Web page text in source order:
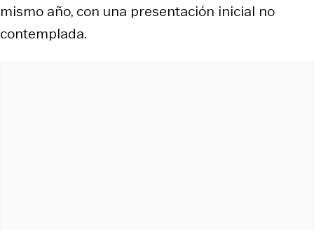
mismo año, con una presentación inicial no
contemplada.